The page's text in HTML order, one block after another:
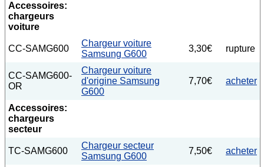
Accessoires:
chargeurs
voiture
CC-SAMG600
Chargeur voiture
Samsung G600
3,30€ rupture
CC-SAMG600-
OR
Chargeur voiture
d'origine Samsung
G600
7,70€ acheter
Accessoires:
chargeurs
secteur
TC-SAMG600
Chargeur secteur
Samsung G600
7,50€ acheter